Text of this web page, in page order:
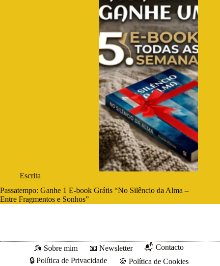
Escrita
Passatempo: Ganhe 1 E-book Grátis “No Silêncio da Alma –
Entre Fragmentos e Sonhos”
👱 Sobre mim 📧 Newsletter
📬 Contacto
🔒 Política de Privacidade
🍪 Política de Cookies